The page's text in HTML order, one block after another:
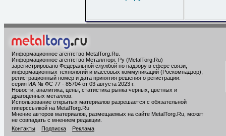
Информационное агентство MetalTorg.Ru
Информационное агентство Металлторг. Ру (MetalTorg.Ru)
зарегистрировано Федеральной службой по надзору в сфере связи,
информационных технологий и массовых коммуникаций (Роскомнадзор),
регистрационный номер и дата принятия решения о регистрации:
серия ИА № ФС 77 - 85704 от 03 августа 2023 г.
Новости, аналитика, цены, статистика рынка черных, цветных и
драгоценных металлов.
Использование открытых материалов разрешается с обязательной
гиперссылкой на MetalTorg.Ru
Мнение авторов материалов, размещаемых на сайте MetalTorg.Ru, может
не совпадать с мнением редакции.
Контакты
Подписка Реклама